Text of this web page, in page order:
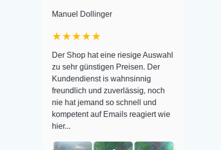
Manuel Dollinger
★★★★★
Der Shop hat eine riesige Auswahl
zu sehr günstigen Preisen. Der
Kundendienst is wahnsinnig
freundlich und zuverlässig, noch
nie hat jemand so schnell und
kompetent auf Emails reagiert wie